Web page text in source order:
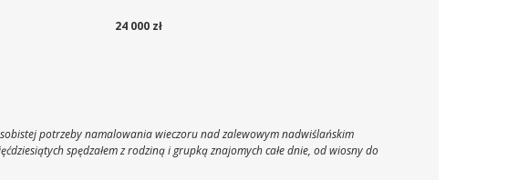
24 000 zł
potrzeby namalowania wieczoru nad zalewowym nadwiślańskim
spędzałem z rodziną i grupką znajomych całe dnie, od wiosny do